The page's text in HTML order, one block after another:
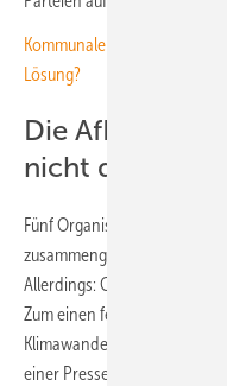
Kommunaler Klimaschutz:
Lösung?
Die AfD als
nicht dabei
Fünf Organisationen aus
zusammengetan, die Fragen
Allerdings: Ganz vollständig
Zum einen fehlen alle
Klimawandel und wolle die
einer Pressekonferenz zur